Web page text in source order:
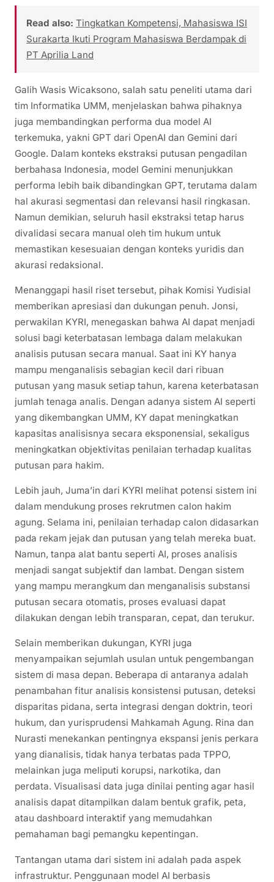
Read also: Tingkatkan Kompetensi, Mahasiswa ISI
Surakarta Ikuti Program Mahasiswa Berdampak di
PT Aprilia Land
Galih Wasis Wicaksono, salah satu peneliti utama dari
tim Informatika UMM, menjelaskan bahwa pihaknya
juga membandingkan performa dua model AI
terkemuka, yakni GPT dari OpenAI dan Gemini dari
Google. Dalam konteks ekstraksi putusan pengadilan
berbahasa Indonesia, model Gemini menunjukkan
performa lebih baik dibandingkan GPT, terutama dalam
hal akurasi segmentasi dan relevansi hasil ringkasan.
Namun demikian, seluruh hasil ekstraksi tetap harus
divalidasi secara manual oleh tim hukum untuk
memastikan kesesuaian dengan konteks yuridis dan
akurasi redaksional.
Menanggapi hasil riset tersebut, pihak Komisi Yudisial
memberikan apresiasi dan dukungan penuh. Jonsi,
perwakilan KYRI, menegaskan bahwa AI dapat menjadi
solusi bagi keterbatasan lembaga dalam melakukan
analisis putusan secara manual. Saat ini KY hanya
mampu menganalisis sebagian kecil dari ribuan
putusan yang masuk setiap tahun, karena keterbatasan
jumlah tenaga analis. Dengan adanya sistem AI seperti
yang dikembangkan UMM, KY dapat meningkatkan
kapasitas analisisnya secara eksponensial, sekaligus
meningkatkan objektivitas penilaian terhadap kualitas
putusan para hakim.
Lebih jauh, Juma’in dari KYRI melihat potensi sistem ini
dalam mendukung proses rekrutmen calon hakim
agung. Selama ini, penilaian terhadap calon didasarkan
pada rekam jejak dan putusan yang telah mereka buat.
Namun, tanpa alat bantu seperti AI, proses analisis
menjadi sangat subjektif dan lambat. Dengan sistem
yang mampu merangkum dan menganalisis substansi
putusan secara otomatis, proses evaluasi dapat
dilakukan dengan lebih transparan, cepat, dan terukur.
Selain memberikan dukungan, KYRI juga
menyampaikan sejumlah usulan untuk pengembangan
sistem di masa depan. Beberapa di antaranya adalah
penambahan fitur analisis konsistensi putusan, deteksi
disparitas pidana, serta integrasi dengan doktrin, teori
hukum, dan yurisprudensi Mahkamah Agung. Rina dan
Nurasti menekankan pentingnya ekspansi jenis perkara
yang dianalisis, tidak hanya terbatas pada TPPO,
melainkan juga meliputi korupsi, narkotika, dan
perdata. Visualisasi data juga dinilai penting agar hasil
analisis dapat ditampilkan dalam bentuk grafik, peta,
atau dashboard interaktif yang memudahkan
pemahaman bagi pemangku kepentingan.
Tantangan utama dari sistem ini adalah pada aspek
infrastruktur. Penggunaan model AI berbasis